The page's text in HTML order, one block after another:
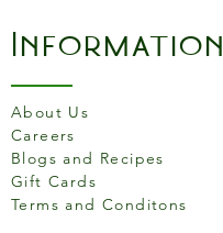
Information
About Us
Careers
Blogs and Recipes
Gift Cards
Terms and Conditons